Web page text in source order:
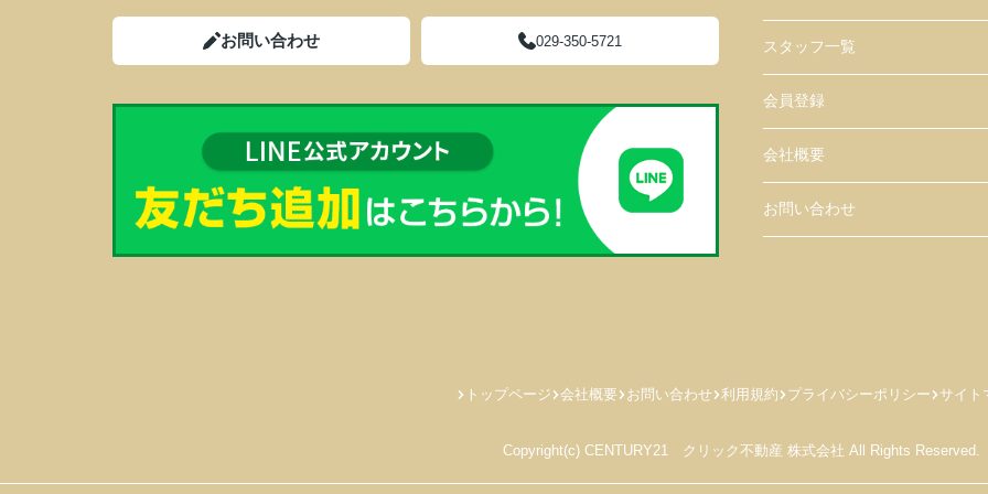
お問い合わせ 029-350-5721 スタッフ一覧
会員登録
会社概要
お問い合わせ
トップページ 会社概要 お問い合わせ 利用規約 プライバシーポリシー サイト
Copyright(c) CENTURY21 クリック不動産 株式会社 All Rights Reserved.